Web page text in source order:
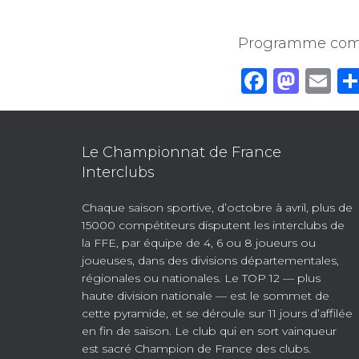
Programme
F
a
e
o
o
k
M
a
o
n
E
m
Le Championnat de France
Interclubs
Chaque saison sportive, d’octobre à avril, plus de
15000 compétiteurs disputent les interclubs de
la FFE, par équipe de 4, 6 ou 8 joueurs ou
joueuses, dans des divisions départementales,
régionales ou nationales. Le TOP 12 — plus
haute division nationale — est le sommet de
cette pyramide, et se déroule sur 11 jours d’affilée
en fin de saison. Le club qui en sort vainqueur
est sacré Champion de France des clubs.